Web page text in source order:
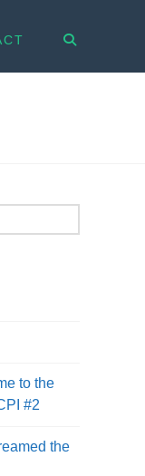
to the
#2
the